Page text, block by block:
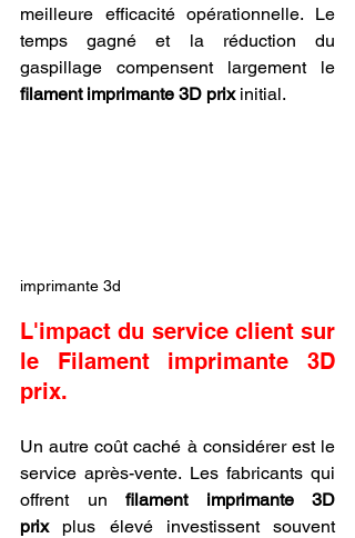
meilleure efficacité opérationnelle. Le
temps gagné et la réduction du
filament imprimante 3D prix initial.
imprimante 3d
L'impact du service client sur
le Filament imprimante 3D
prix.
Un autre coût caché à considérer est le
service après-vente. Les fabricants qui
offrent un filament imprimante 3D
prix plus élevé investissent souvent